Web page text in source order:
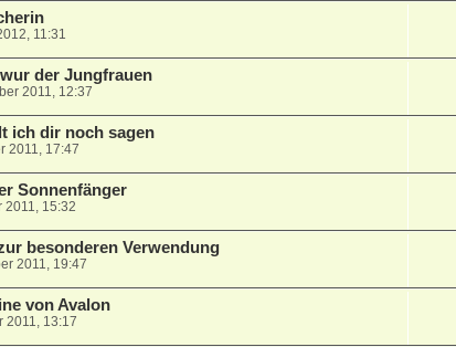
11:31
der Jungfrauen
2011, 12:37
ich dir noch sagen
2011, 17:47
Sonnenfänger
2011, 15:32
besonderen Verwendung
2011, 19:47
von Avalon
2011, 13:17